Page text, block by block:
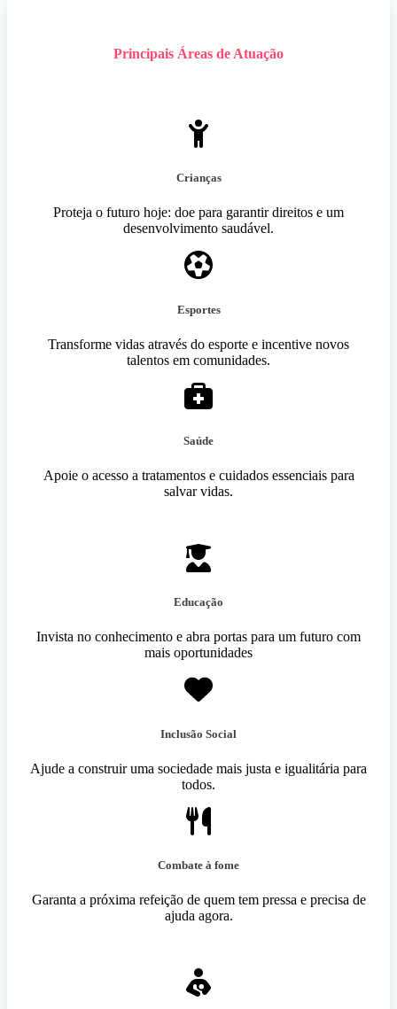
Principais Áreas de Atuação
Crianças
Proteja o futuro hoje: doe para garantir direitos e um
desenvolvimento saudável.
Esportes
Transforme vidas através do esporte e incentive novos
talentos em comunidades.
Saúde
Apoie o acesso a tratamentos e cuidados essenciais para
salvar vidas.
Educação
Invista no conhecimento e abra portas para um futuro com
mais oportunidades
Inclusão Social
Ajude a construir uma sociedade mais justa e igualitária para
todos.
Combate à fome
Garanta a próxima refeição de quem tem pressa e precisa de
ajuda agora.